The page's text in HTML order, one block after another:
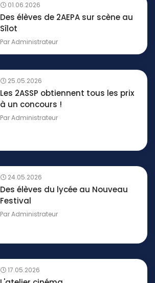
01.06.2026
Des élèves de 2AEPA sur scène au
Sîlot
ParAdministrateur
25.05.2026
Les 2ASSP obtiennent tous les prix
à un concours !
ParAdministrateur
24.05.2026
Des élèves du lycée au Nouveau
Festival
ParAdministrateur
17.05.2026